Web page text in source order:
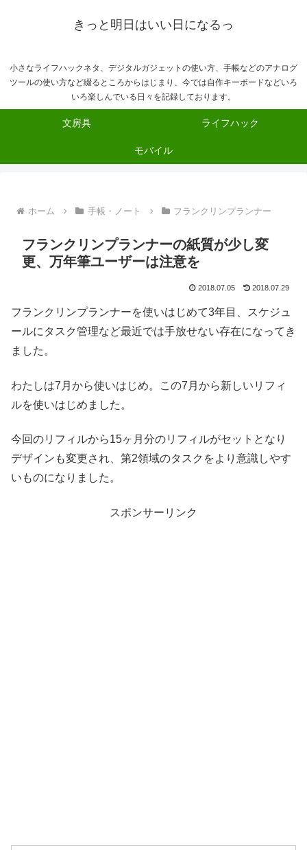
きっと明日はいい日になるっ
小さなライフハックネタ、デジタルガジェットの使い方、手帳などのアナログ
ツールの使い方など綴るところからはじまり、今では自作キーボードなどいろ
いろ楽しんでいる日々を記録しております。
文房具 ライフハック
モバイル
ホーム 手帳・ノート フランクリンプランナー
フランクリンプランナーの紙質が少し変
更、万年筆ユーザーは注意を
2018.07.05 2018.07.29
フランクリンプランナーを使いはじめて3年目、スケジュ
ールにタスク管理など最近では手放せない存在になってき
ました。
わたしは7月から使いはじめ。この7月から新しいリフィ
ルを使いはじめました。
今回のリフィルから15ヶ月分のリフィルがセットとなり
デザインも変更され、第2領域のタスクをより意識しやす
いものになりました。
スポンサーリンク